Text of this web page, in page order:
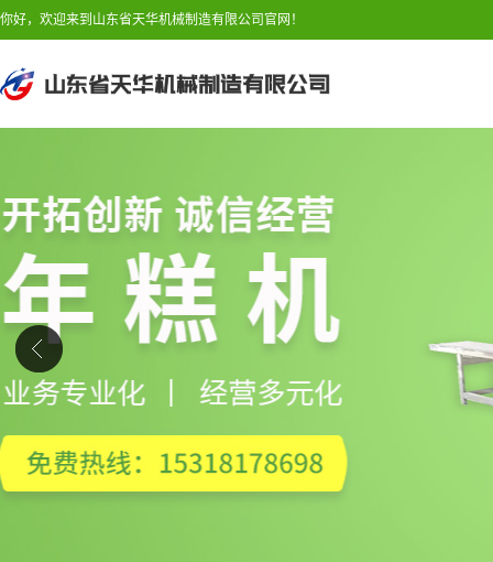
你好，欢迎来到山东省天华机械制造有限公司官网！